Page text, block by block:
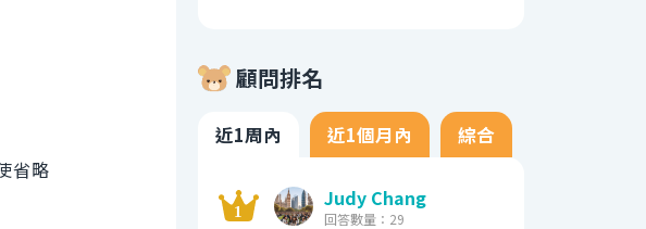
省略
顧問排名
近1周內 近1個月內 綜合
Judy Chang
回答數量：29